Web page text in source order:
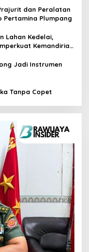
dan Peralatan
Pertamina Plumpang
Lahan Kedelai,
Kemandirian
Jadi Instrumen
Tanpa Copet